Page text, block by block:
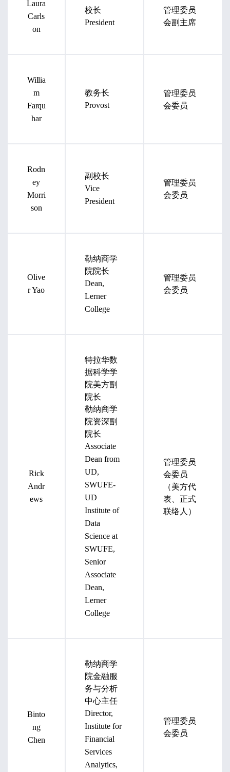
Laura
Carls
on
校长
President
管理委员
会副主席
Willia
m
Farqu
har
教务长
Provost
管理委员
会委员
Rodn
ey
Morri
son
副校长
Vice
President
管理委员
会委员
Olive
r Yao
勒纳商学
院院长
Dean,
Lerner
College
管理委员
会委员
Rick
Andr
ews
特拉华数
据科学学
院美方副
院长
勒纳商学
院资深副
院长
Associate
Dean from
UD,
SWUFE-
UD
Institute of
Data
Science at
SWUFE,
Senior
Associate
Dean,
Lerner
College
管理委员
会委员
（美方代
表、正式
联络人）
Binto
ng
Chen
勒纳商学
院金融服
务与分析
中心主任
Director,
Institute for
Financial
Services
Analytics,
管理委员
会委员